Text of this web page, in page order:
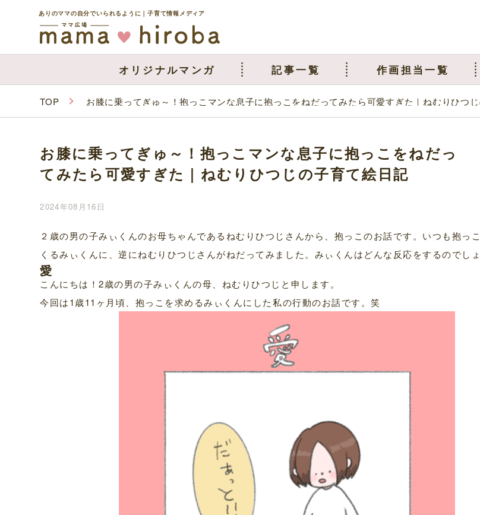
ありのママの自分でいられるように｜子育て情報メディア
オリジナルマンガ 記事一覧 作画担当一覧
TOP お膝に乗ってぎゅ～！抱っこマンな息子に抱っこをねだってみたら可愛すぎた｜ねむりひつ
お膝に乗ってぎゅ～！抱っこマンな息子に抱っこをねだっ
てみたら可愛すぎた｜ねむりひつじの子育て絵日記
2024年08月16日
２歳の男の子みぃくんのお母ちゃんであるねむりひつじさんから、抱っこのお話です。いつも抱っ
くるみぃくんに、逆にねむりひつじさんがねだってみました。みぃくんはどんな反応をするのでし
愛
こんにちは！2歳の男の子みぃくんの母、ねむりひつじと申します。
今回は1歳11ヶ月頃、抱っこを求めるみぃくんにした私の行動のお話です。笑